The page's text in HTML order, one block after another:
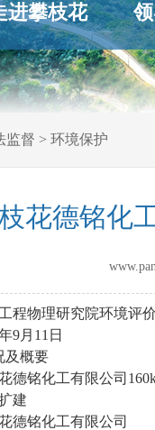
进攀枝花
监督 > 环境保护
花德铭化
程物理研究院环境评
9月 11 日
及概要
德铭化工有限公司
建
德铭化工有限公司